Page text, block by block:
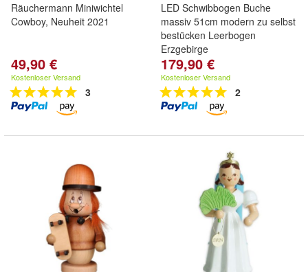
Räuchermann Miniwichtel
Cowboy, Neuheit 2021
49,90 €
Kostenloser Versand
3
LED Schwibbogen Buche
massiv 51cm modern zu selbst
bestücken Leerbogen
Erzgebirge
179,90 €
Kostenloser Versand
2